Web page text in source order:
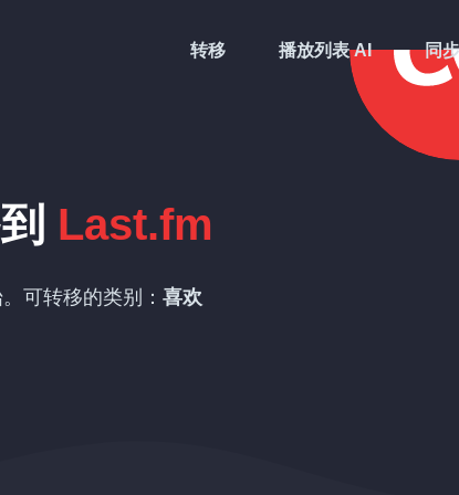
转移 播放列表 AI 同步
Last.fm
可转移的类别： 喜欢